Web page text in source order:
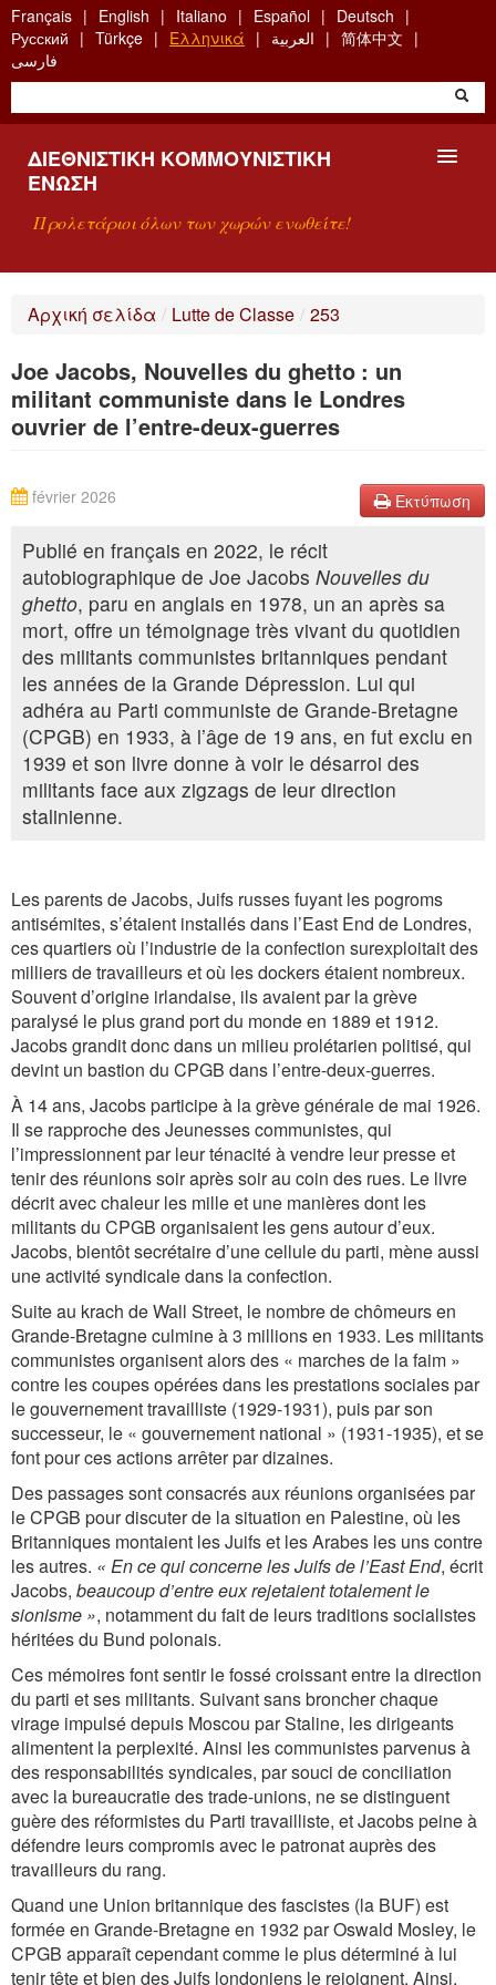
Skip
to
main
content
Français English Italiano Español
Deutsch
Русский
Türkçe Ελληνικά العربية
简体中文
فارسی
ΔΙΕΘΝΙΣΤΙΚΉ ΚΟΜΜΟΥΝΙΣΤΙΚΉ
ΈΝΩΣΗ
Προλετάριοι όλων των χωρών ενωθείτε!
ΑΝΑΖΉΤΗΣΗ
ΕΠΙΚΟΙΝΩΝΊΑ
Αρχική σελίδα / Lutte de Classe / 253
Joe Jacobs, Nouvelles du ghetto : un
militant communiste dans le Londres
ouvrier de l’entre-deux-guerres
Εκτύπωση
février 2026
Publié en français en 2022, le récit
autobiographique de Joe Jacobs Nouvelles du
ghetto, paru en anglais en 1978, un an après sa
mort, offre un témoignage très vivant du quotidien
des militants communistes britanniques pendant
les années de la Grande Dépression. Lui qui
adhéra au Parti communiste de Grande-Bretagne
(CPGB) en 1933, à l’âge de 19 ans, en fut exclu en
1939 et son livre donne à voir le désarroi des
militants face aux zigzags de leur direction
stalinienne.
Les parents de Jacobs, Juifs russes fuyant les pogroms
antisémites, s’étaient installés dans l’East End de Londres,
ces quartiers où l’industrie de la confection surexploitait des
milliers de travailleurs et où les dockers étaient nombreux.
Souvent d’origine irlandaise, ils avaient par la grève
paralysé le plus grand port du monde en 1889 et 1912.
Jacobs grandit donc dans un milieu prolétarien politisé, qui
devint un bastion du CPGB dans l’entre-deux-guerres.
À 14 ans, Jacobs participe à la grève générale de mai 1926.
Il se rapproche des Jeunesses communistes, qui
l’impressionnent par leur ténacité à vendre leur presse et
tenir des réunions soir après soir au coin des rues. Le livre
décrit avec chaleur les mille et une manières dont les
militants du CPGB organisaient les gens autour d’eux.
Jacobs, bientôt secrétaire d’une cellule du parti, mène aussi
une activité syndicale dans la confection.
Suite au krach de Wall Street, le nombre de chômeurs en
Grande-Bretagne culmine à 3 millions en 1933. Les militants
communistes organisent alors des « marches de la faim »
contre les coupes opérées dans les prestations sociales par
le gouvernement travailliste (1929-1931), puis par son
successeur, le « gouvernement national » (1931-1935), et se
font pour ces actions arrêter par dizaines.
Des passages sont consacrés aux réunions organisées par
le CPGB pour discuter de la situation en Palestine, où les
Britanniques montaient les Juifs et les Arabes les uns contre
les autres. « En ce qui concerne les Juifs de l’East End, écrit
Jacobs, beaucoup d’entre eux rejetaient totalement le
sionisme », notamment du fait de leurs traditions socialistes
héritées du Bund polonais.
Ces mémoires font sentir le fossé croissant entre la direction
du parti et ses militants. Suivant sans broncher chaque
virage impulsé depuis Moscou par Staline, les dirigeants
alimentent la perplexité. Ainsi les communistes parvenus à
des responsabilités syndicales, par souci de conciliation
avec la bureaucratie des trade-unions, ne se distinguent
guère des réformistes du Parti travailliste, et Jacobs peine à
défendre leurs compromis avec le patronat auprès des
travailleurs du rang.
Quand une Union britannique des fascistes (la BUF) est
formée en Grande-Bretagne en 1932 par Oswald Mosley, le
CPGB apparaît cependant comme le plus déterminé à lui
tenir tête et bien des Juifs londoniens le rejoignent. Ainsi,